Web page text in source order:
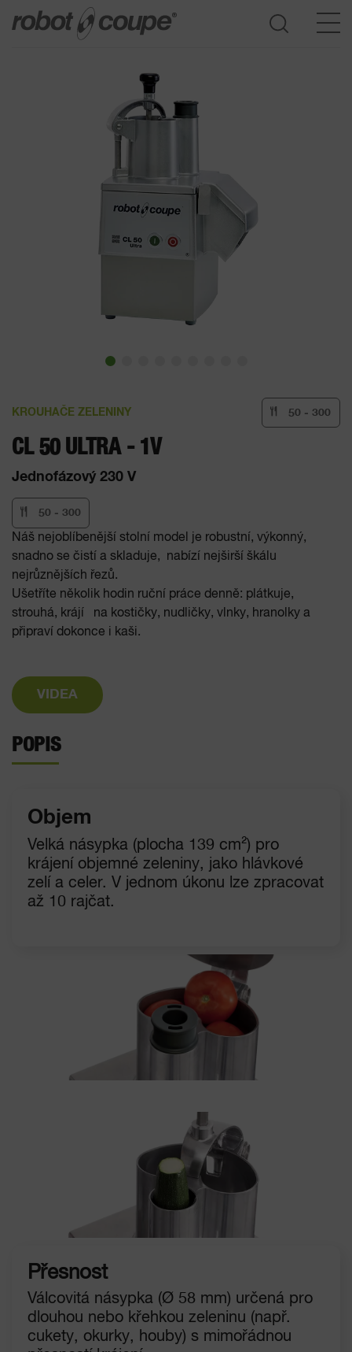
KROUHAČE ZELENINY 50 - 300
CL 50 ULTRA - 1V
Jednofázový 230 V
50 - 300
Náš nejoblíbenější stolní model je robustní, výkonný,
snadno se čistí a skladuje, nabízí nejširší škálu
nejrůznějších řezů.
Ušetříte několik hodin ruční práce denně: plátkuje,
strouhá, krájí na kostičky, nudličky, vlnky, hranolky a
připraví dokonce i kaši.
VIDEA
POPIS
Objem
Velká násypka (plocha 139 cm²) pro
krájení objemné zeleniny, jako hlávkové
zelí a celer. V jednom úkonu lze zpracovat
až 10 rajčat.
Přesnost
Válcovitá násypka (Ø 58 mm) určená pro
dlouhou nebo křehkou zeleninu (např.
cukety, okurky, houby) s mimořádnou
Přístup do průvodce výběrem